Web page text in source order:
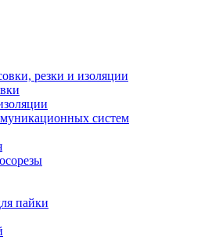
резки и изоляции
систем
пайки